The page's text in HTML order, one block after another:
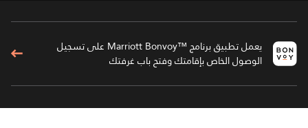
يعمل تطبيق برنامج ™Marriott Bonvoy على تسجيل
الوصول الخاص بإقامتك وفتح باب غرفتك